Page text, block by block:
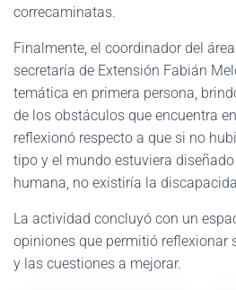
correcaminatas.
Finalmente, el coordinador del
secretaría de Extensión Fabián
temática en primera persona,
de los obstáculos que encuentra
reflexionó respecto a que si no
tipo y el mundo estuviera
humana, no existiría la
La actividad concluyó con un
opiniones que permitió reflexionar
y las cuestiones a mejorar.